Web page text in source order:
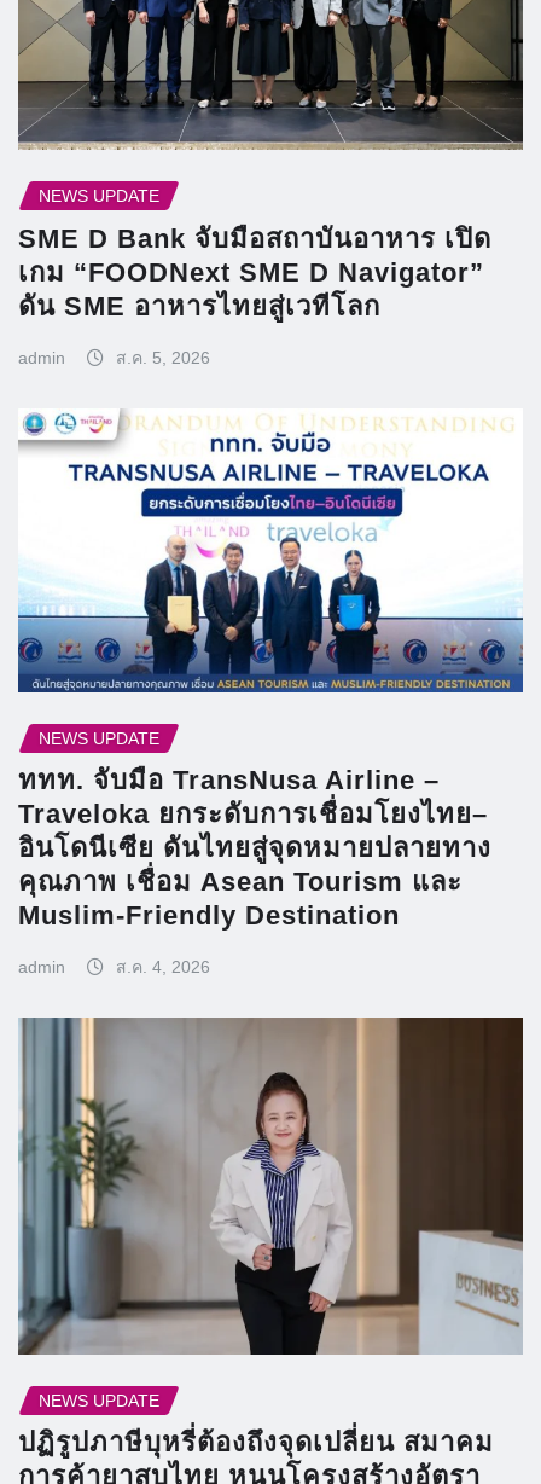
NEWS UPDATE
SME D Bank จับมือสถาบันอาหาร เปิด
เกม “FOODNext SME D Navigator”
ดัน SME อาหารไทยสู่เวทีโลก
admin ส.ค. 5, 2026
NEWS UPDATE
ททท. จับมือ TransNusa Airline –
Traveloka ยกระดับการเชื่อมโยงไทย–
อินโดนีเซีย ดันไทยสู่จุดหมายปลายทาง
คุณภาพ เชื่อม Asean Tourism และ
Muslim-Friendly Destination
admin ส.ค. 4, 2026
NEWS UPDATE
ปฏิรูปภาษีบุหรี่ต้องถึงจุดเปลี่ยน สมาคม
การค้ายาสูบไทย หนุนโครงสร้างอัตรา